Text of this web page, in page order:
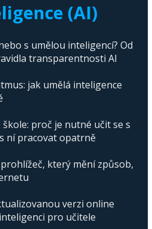
(AI)
s umělou inteligencí? Od
transparentnosti AI
jak umělá inteligence
proč je nutné učit se s
ní pracovat opatrně
který mění způsob,
verzi online
pro učitele